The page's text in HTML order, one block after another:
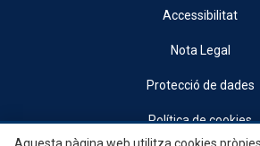
Accessibilitat
Nota Legal
Protecció de dades
Política de cookies